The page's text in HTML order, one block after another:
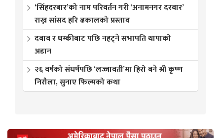
‘सिंहदरबार’को नाम परिवर्तन गरी ‘अनामनगर दरबार’
राख्न सांसद हरि ढकालको प्रस्ताव
दबाब र धम्कीबाट पछि नहट्ने सभापति थापाको
अडान
२६ वर्षको संघर्षपछि ‘लज्जावती’मा हिरो बने श्री कृष्ण
निरौला, सुनाए फिल्मको कथा